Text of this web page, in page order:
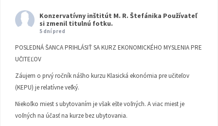
Konzervatívny inštitút M. R. Štefánika Používateľ
si zmenil titulnú fotku.
5 dní pred
POSLEDNÁ ŠANCA PRIHLÁSIŤ SA KURZ EKONOMICKÉHO MYSLENIA PRE
UČITEĽOV
Záujem o prvý ročník nášho kurzu Klasická ekonómia pre učiteľov
(KEPU) je relatívne veľký.
Niekoľko miest s ubytovaním je však ešte voľných. A viac miest je
voľných na účasť na kurze bez ubytovania.